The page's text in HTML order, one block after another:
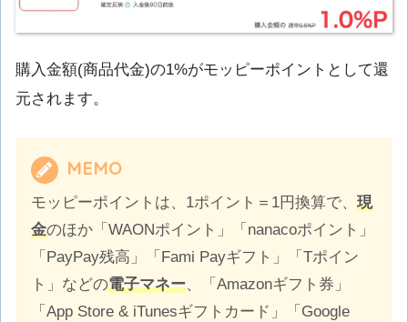
購入金額(商品代金)の1%がモッピーポイントとして還
元されます。
MEMO
モッピーポイントは、1ポイント＝1円換算で、 現
金のほか「WAONポイント」「nanacoポイント」
「PayPay残高」「Fami Payギフト」「Tポイン
ト」などの電子マネー、「Amazonギフト券」
「App Store & iTunesギフトカード」「Google